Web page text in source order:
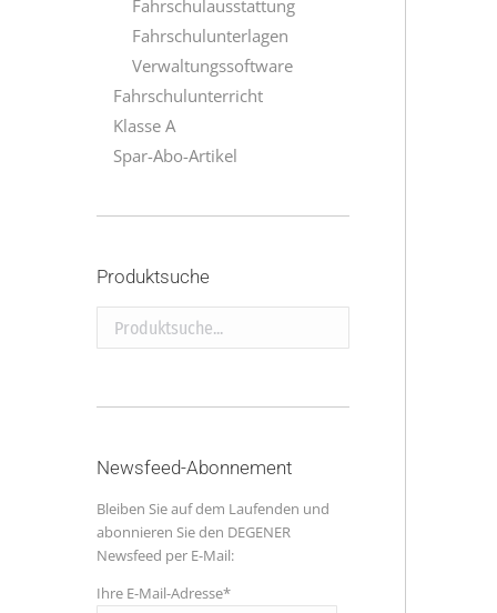
Fahrschulausstattung
Fahrschulunterlagen
Verwaltungssoftware
Fahrschulunterricht
Klasse A
Spar-Abo-Artikel
Produktsuche
Produktsuche...
Newsfeed-Abonnement
Bleiben Sie auf dem Laufenden und
abonnieren Sie den DEGENER
Newsfeed per E-Mail:
Ihre E-Mail-Adresse*